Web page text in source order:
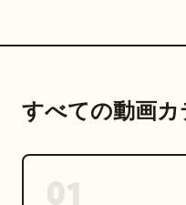
すべての動画